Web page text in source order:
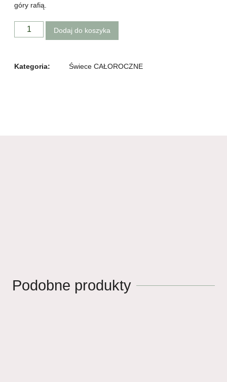
góry rafią.
Dodaj do koszyka
Kategoria: Świece CAŁOROCZNE
Podobne produkty